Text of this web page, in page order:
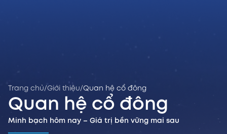
Trang chủ/Giới thiệu/Quan hệ cổ đông
Quan hệ cổ đông
Minh bạch hôm nay – Giá trị bền vững mai sau